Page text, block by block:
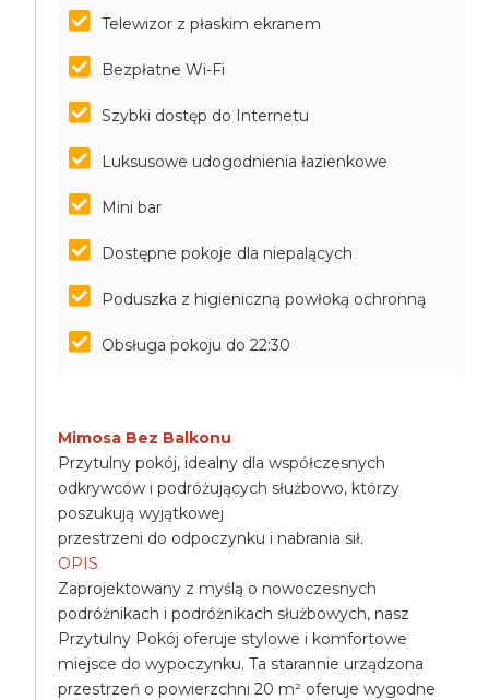
Telewizor z płaskim ekranem
Bezpłatne Wi-Fi
Szybki dostęp do Internetu
Luksusowe udogodnienia łazienkowe
Mini bar
Dostępne pokoje dla niepalących
Poduszka z higieniczną powłoką ochronną
Obsługa pokoju do 22:30
Mimosa Bez Balkonu
Przytulny pokój, idealny dla współczesnych
odkrywców i podróżujących służbowo, którzy
poszukują wyjątkowej
przestrzeni do odpoczynku i nabrania sił.
OPIS
Zaprojektowany z myślą o nowoczesnych
podróżnikach i podróżnikach służbowych, nasz
Przytulny Pokój oferuje stylowe i komfortowe
miejsce do wypoczynku. Ta starannie urządzona
przestrzeń o powierzchni 20 m² oferuje wygodne